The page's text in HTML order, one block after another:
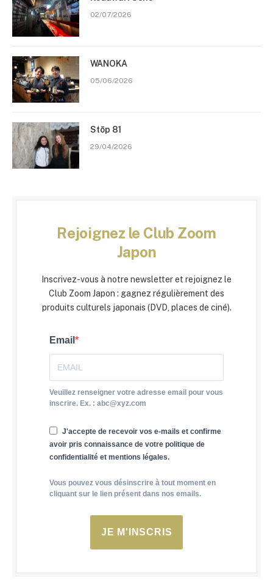
02/07/2026
WANOKA
05/06/2026
Stōp 81
29/04/2026
Rejoignez le Club Zoom
Japon
Inscrivez-vous à notre newsletter et rejoignez le
Club Zoom Japon : gagnez régulièrement des
produits culturels japonais (DVD, places de ciné).
Email
Veuillez renseigner votre adresse email pour vous
inscrire. Ex. : abc@xyz.com
J'accepte de recevoir vos e-mails et confirme
avoir pris connaissance de votre politique de
confidentialité et mentions légales.
Vous pouvez vous désinscrire à tout moment en
cliquant sur le lien présent dans nos emails.
JE M'INSCRIS